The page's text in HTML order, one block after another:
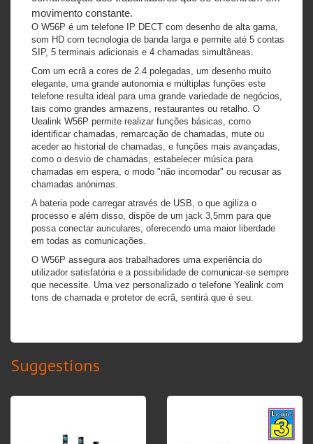
movimento constante.
O W56P é um telefone IP DECT com desenho de alta gama,
som HD com tecnologia de banda larga e permite até 5 contas
SIP, 5 terminais adicionais e 4 chamadas simultâneas.
Com um ecrã a cores de 2.4 polegadas, um desenho muito
elegante, uma grande autonomia e múltiplas funções este
telefone resulta ideal para uma grande variedade de negócios,
tais como grandes armazens, restaurantes ou retalho. O
Uealink W56P permite realizar funções básicas, como
identificar chamadas, remarcação de chamadas, mute ou
aceder ao historial de chamadas, e funções mais avançadas,
como o desvio de chamadas, estabelecer música para
chamadas em espera, o modo "não incomodar" ou recusar as
chamadas anónimas.
A bateria pode carregar através de USB, o que agiliza o
processo e além disso, dispõe de um jack 3,5mm para que
possa conectar auriculares, oferecendo uma maior liberdade
em todas as comunicações.
O W56P assegura aos trabalhadores uma experiência do
utilizador satisfatória e a possibilidade de comunicar-se sempre
que necessite. Uma vez personalizado o telefone Yealink com
tons de chamada e protetor de ecrã, sentirá que é seu.
Suggestions